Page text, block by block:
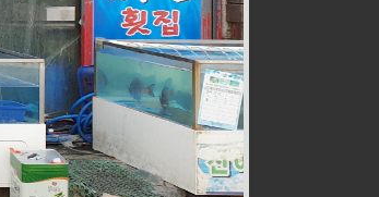
식품
032-467-0265
호구포로800번길 28